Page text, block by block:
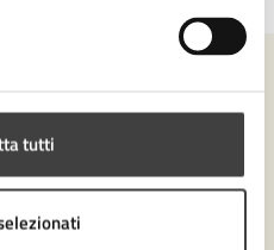
tutti
correlati